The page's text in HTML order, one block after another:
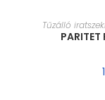
Tűzálló